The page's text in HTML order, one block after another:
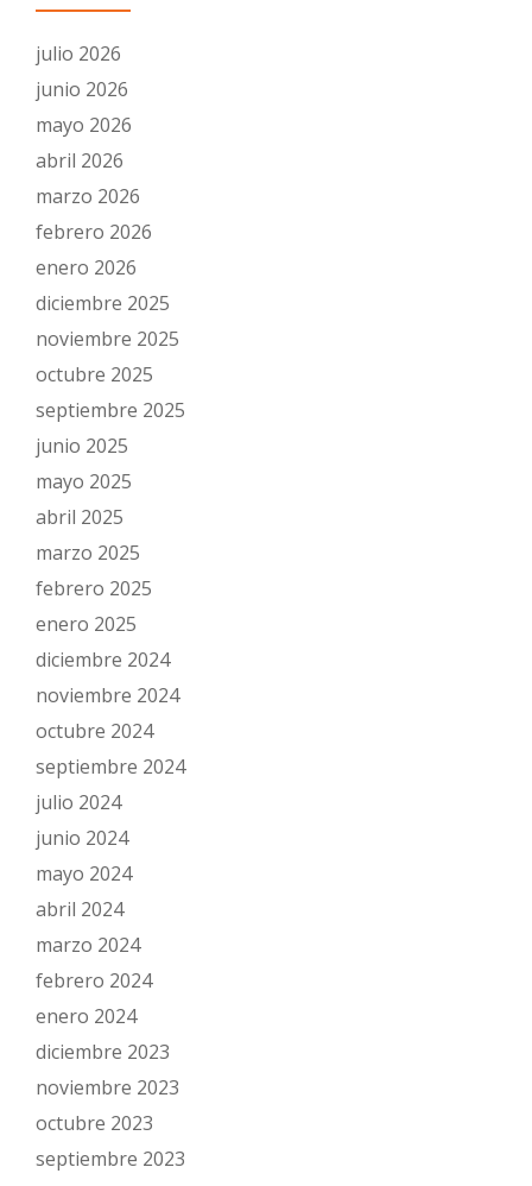
julio 2026
junio 2026
mayo 2026
abril 2026
marzo 2026
febrero 2026
enero 2026
diciembre 2025
noviembre 2025
octubre 2025
septiembre 2025
junio 2025
mayo 2025
abril 2025
marzo 2025
febrero 2025
enero 2025
diciembre 2024
noviembre 2024
octubre 2024
septiembre 2024
julio 2024
junio 2024
mayo 2024
abril 2024
marzo 2024
febrero 2024
enero 2024
diciembre 2023
noviembre 2023
octubre 2023
septiembre 2023